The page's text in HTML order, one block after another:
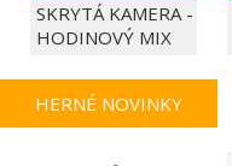
SKRYTÁ KAMERA -
HODINOVÝ MIX
HERNÉ NOVINKY